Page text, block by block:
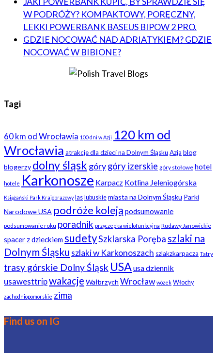
W PODRÓŻY? KOMPAKTOWY, PORĘCZNY,
LEKKI POWERBANK BASEUS BIPOW 2 PRO.
GDZIE NOCOWAĆ NAD ADRIATYKIEM? GDZIE
NOCOWAĆ W BIBIONE?
Tagi
60 km od Wrocławia 100 dni w Azji 120 km od
Wrocławia atrakcje dla dzieci na Dolnym Śląsku Azja blog
blogerzy dolny śląsk górygóry izerskie góry stołowe hotel
hotele Karkonosze Karpacz Kotlina Jeleniogórska
Książański Park Krajobrazowy las lubuskie miasta na Dolnym Śląsku Parki
Narodowe USA podróże koleją podsumowanie
podsumowanie roku poradnik przyczepka wielofunkcyjna Rudawy Janowickie
spacer z dzieckiemsudetySzklarska Porębaszlaki na
Dolnym Śląsku szlaki w Karkonoszach szlakzkarpacza Tatry
trasy górskie Dolny Śląsk USAusa dziennik
usawesttripwakacje Wałbrzych Wrocław wózek Włochy
zachodniopomorskie zima
Find us on IG